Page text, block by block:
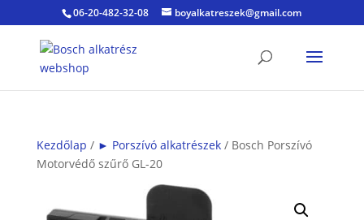
06-20-482-32-08 boyalkatreszek@gmail.com
Kezdőlap / ► Porszívó alkatrészek/ Bosch Porszívó
Motorvédő szűrő GL-20